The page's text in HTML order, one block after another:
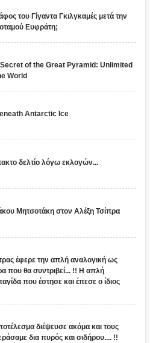
του Γίγαντα Γκιλγκαμές μετά την
Ευφράτη;
of the Great Pyramid: Unlimited
World
Antarctic Ice
δελτίο λόγω εκλογών...
Μητσοτάκη στον Αλέξη Τσίπρα
έφερε την απλή αναλογική ως
που θα συντριβεί... !! Η απλή
που έστησε και έπεσε ο ίδιος
διέψευσε ακόμα και τους
δια πυρός και σιδήρου.... !!